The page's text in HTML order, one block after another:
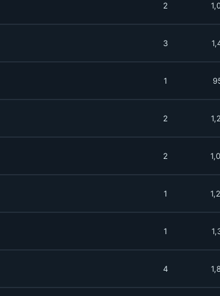
2
3
1
2
2
1
1
4